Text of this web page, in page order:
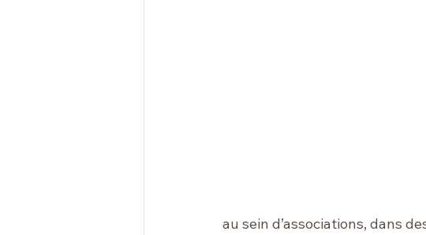
au sein d’associations, dans